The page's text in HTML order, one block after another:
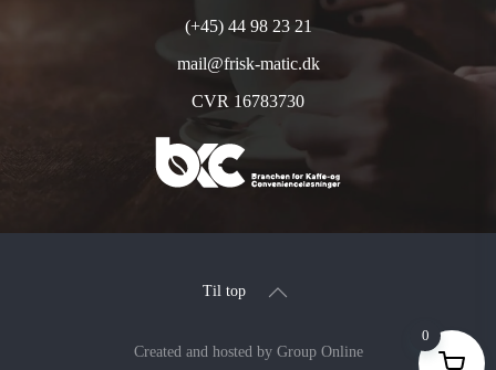
(+45) 44 98 23 21
mail@frisk-matic.dk
CVR 16783730
Til top
Created and hosted by Group Online
0